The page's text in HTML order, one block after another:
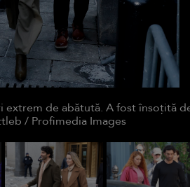
extrem de abătută. A fost însoțită
/ Profimedia Images